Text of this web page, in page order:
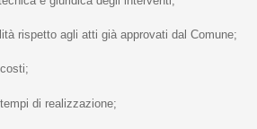
rispetto agli atti già approvati dal Comune;
di realizzazione;